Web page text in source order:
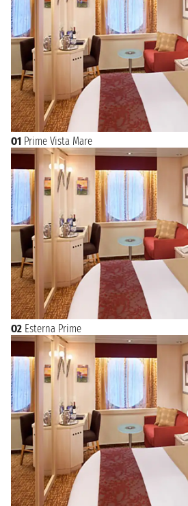
O1 Prime Vista Mare
O2 Esterna Prime